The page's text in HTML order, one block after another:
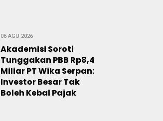
06 AGU 2026
Akademisi Soroti
Tunggakan PBB Rp8,4
Miliar PT Wika Serpan:
Investor Besar Tak
Boleh Kebal Pajak